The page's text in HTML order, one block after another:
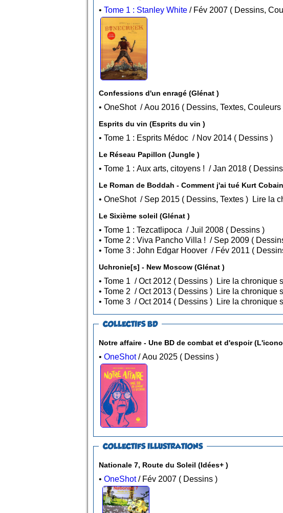
• Tome 1 : Stanley White / Fév 2007 (
Confessions d'un enragé (Glénat )
• OneShot / Aou 2016 ( Dessins, Textes,
Esprits du vin (Esprits du vin )
• Tome 1 : Esprits Médoc / Nov 2014 ( Dessins )
Le Réseau Papillon (Jungle )
• Tome 1 : Aux arts, citoyens ! / Jan 2018 (
• OneShot / Sep 2015 ( Dessins, Textes ) Lire la
Le Sixième soleil (Glénat )
• Tome 1 : Tezcatlipoca / Juil 2008 ( Dessins )
• Tome 2 : Viva Pancho Villa ! / Sep
• Tome 3 : John
Uchronie[s] - New Moscow (Glénat )
• Tome 1 / Oct 2012 ( Dessins ) Lire la chronique
• Tome 2 / Oct 2013 ( Dessins ) Lire la chronique
• Tome 3 / Oct 2014 ( Dessins ) Lire la chronique
COLLECTIFS BD
Notre affaire - Une BD de combat et d'espoir
• OneShot / Aou 2025 ( Dessins )
COLLECTIFS ILLUSTRATIONS
Nationale 7, Route du Soleil (Idées+ )
• OneShot / Fév 2007 ( Dessins )